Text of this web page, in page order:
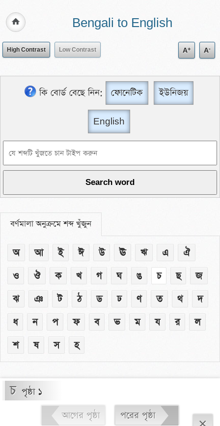
Bengali to English
High Contrast Low Contrast A+ A-
কি বোর্ড বেছে নিন: ফোনেটিক ইউনিজয়
English
বর্ণমালা অনুক্রমে শব্দ খুঁজুন
অ আ ই ঈ উ ঊ ঋ এ
ঐ
ও
ঔ ক খ গ ঘ ঙ চ ছ
জ
ঝ
ঞ ট ঠ ড ঢ ণ ত থ
দ
ধ
ন প ফ ব ভ ম য র
ল
শ
ষ স হ
চ পৃষ্ঠা ১
আগের পৃষ্ঠা
পরের পৃষ্ঠা